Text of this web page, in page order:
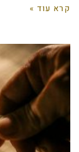
קרא עוד »